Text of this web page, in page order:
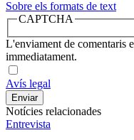
Sobre els formats de text
CAPTCHA
L'enviament de comentaris
immediatament.
Avís legal
Notícies relacionades
Entrevista